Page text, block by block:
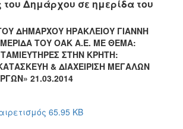
του Δημάρχου σε ημερίδα του
ΔΗΜΑΡΧΟΥ ΗΡΑΚΛΕΙΟΥ ΓΙΑΝΝΗ
ΤΟΥ ΟΑΚ Α.Ε. ΜΕ ΘΕΜΑ:
ΣΤΗΝ ΚΡΗΤΗ:
& ΔΙΑΧΕΙΡΙΣΗ ΜΕΓΑΛΩΝ
21.03.2014
65.95 KB